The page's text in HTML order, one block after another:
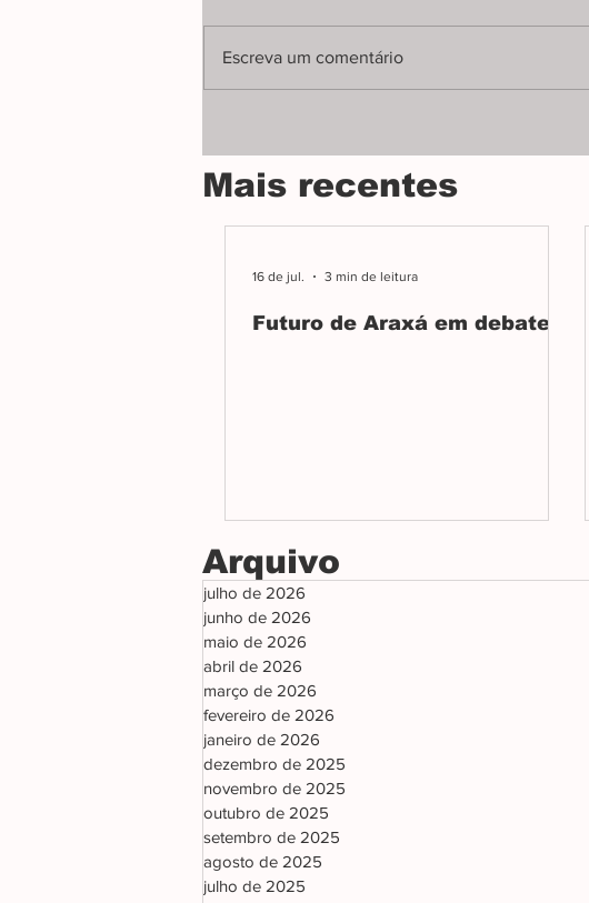
administração Robson-Bosco não
cumpriu cronograma de
repasses, deixando dois meses
Escreva um comentário
Mais recentes
Futuro de Araxá em debate
16 de jul. 3 min de leitura
Arquivo
julho de 2026
junho de 2026
maio de 2026
abril de 2026
março de 2026
fevereiro de 2026
janeiro de 2026
dezembro de 2025
novembro de 2025
outubro de 2025
setembro de 2025
agosto de 2025
julho de 2025